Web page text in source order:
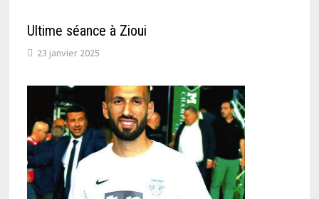
Ultime séance à Zioui
23 janvier 2025